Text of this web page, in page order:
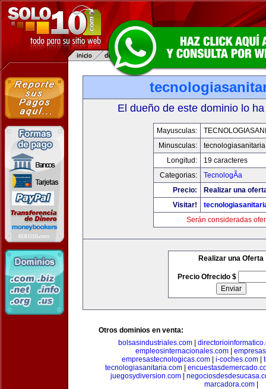
El dueño de este dominio lo
Mayusculas:
Minusculas:
Longitud:
19 caracteres
Categorias:
TecnologÃ­a
Precio:
Realizar una
Visitar!
Serán consideradas
Realizar una Oferta
Precio Ofrecido $
Otros dominios en venta:
bolsasindustriales.com
empleosinternacionales.com
empresastecnologicas.com
i-coches.com
tecnologiasanitaria.com|
juegosydiversion.com
marcadora.com|